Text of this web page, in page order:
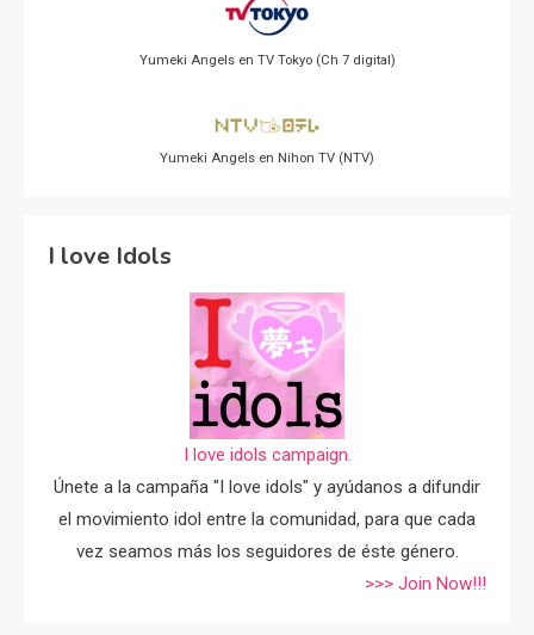
Yumeki Angels en TV Tokyo (Ch 7 digital)
Yumeki Angels en Nihon TV (NTV)
I love Idols
I love idols campaign.
Únete a la campaña "I love idols" y ayúdanos a difundir
el movimiento idol entre la comunidad, para que cada
vez seamos más los seguidores de éste género.
>>> Join Now!!!